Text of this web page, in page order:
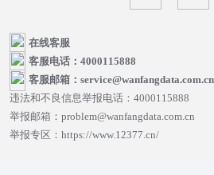
在线客服
客服电话：4000115888
客服邮箱：service@wanfangdata.com.cn
违法和不良信息举报电话：4000115888
举报邮箱：problem@wanfangdata.com.cn
举报专区：https://www.12377.cn/